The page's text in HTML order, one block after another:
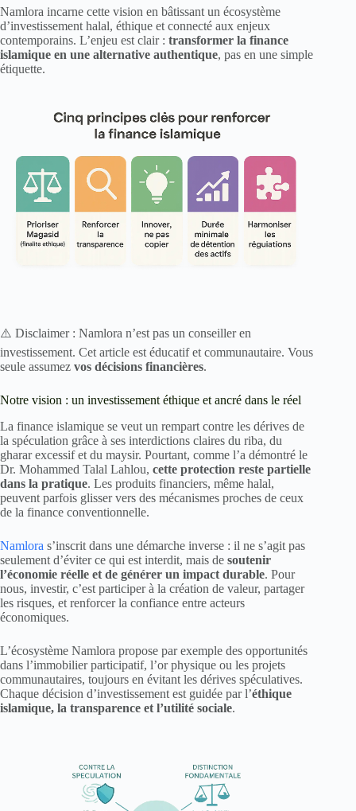
Namlora incarne cette vision en bâtissant un écosystème
d’investissement halal, éthique et connecté aux enjeux
contemporains. L’enjeu est clair : transformer la finance
islamique en une alternative authentique, pas en une simple
étiquette.
⚠️ Disclaimer : Namlora n’est pas un conseiller en
investissement. Cet article est éducatif et communautaire. Vous
seule assumez vos décisions financières.
Notre vision : un investissement éthique et ancré dans le réel
La finance islamique se veut un rempart contre les dérives de
la spéculation grâce à ses interdictions claires du riba, du
gharar excessif et du maysir. Pourtant, comme l’a démontré le
Dr. Mohammed Talal Lahlou, cette protection reste partielle
dans la pratique. Les produits financiers, même halal,
peuvent parfois glisser vers des mécanismes proches de ceux
de la finance conventionnelle.
Namlora s’inscrit dans une démarche inverse : il ne s’agit pas
seulement d’éviter ce qui est interdit, mais de soutenir
l’économie réelle et de générer un impact durable. Pour
nous, investir, c’est participer à la création de valeur, partager
les risques, et renforcer la confiance entre acteurs
économiques.
L’écosystème Namlora propose par exemple des opportunités
dans l’immobilier participatif, l’or physique ou les projets
communautaires, toujours en évitant les dérives spéculatives.
Chaque décision d’investissement est guidée par l’éthique
islamique, la transparence et l’utilité sociale.